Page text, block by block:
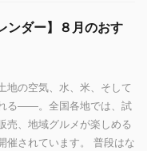
ンダー】８月のおす
地の空気、水、米、そして
る——。全国各地では、試
売、地域グルメが楽しめる
催されています。 普段はな